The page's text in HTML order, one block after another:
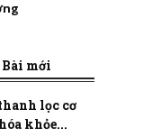
Bài mới
lọc cơ
khỏe...